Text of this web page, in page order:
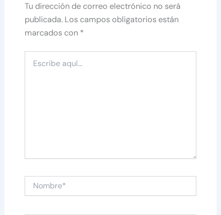
Tu dirección de correo electrónico no será
publicada. Los campos obligatorios están
marcados con *
aquí...
Nombre*